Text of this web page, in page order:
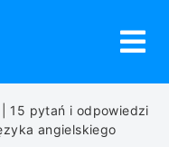
15 pytań i odpowiedzi
angielskiego